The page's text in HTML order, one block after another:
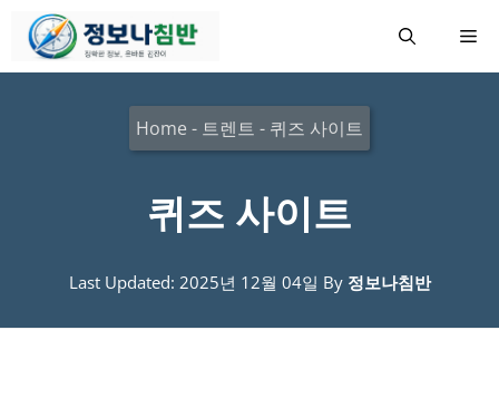
메
Home - 트렌트 - 퀴즈 사이트
퀴즈 사이트
Last Updated: 2025년 12월 04일 By 정보나침반